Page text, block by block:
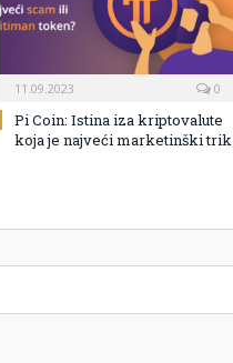
11.09.2023 0
Pi Coin: Istina iza kriptovalute
koja je najveći marketinški trik